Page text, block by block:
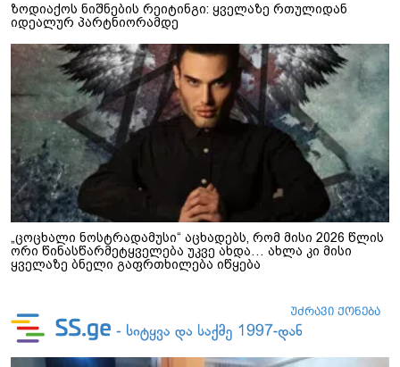
ზოდიაქოს ნიშნების რეიტინგი: ყველაზე რთულიდან
იდეალურ პარტნიორამდე
„ცოცხალი ნოსტრადამუსი“ აცხადებს, რომ მისი 2026 წლის
ორი წინასწარმეტყველება უკვე ახდა… ახლა კი მისი
ყველაზე ბნელი გაფრთხილება იწყება